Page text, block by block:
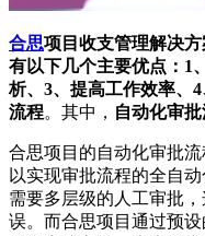
合思项目收支管理解决
有以下几个主要优点：1
析、3、提高工作效率、
流程。其中， 自动化审
合思项目的自动化审批
以实现审批流程的全自
需要多层级的人工审批
误。而合思项目通过预